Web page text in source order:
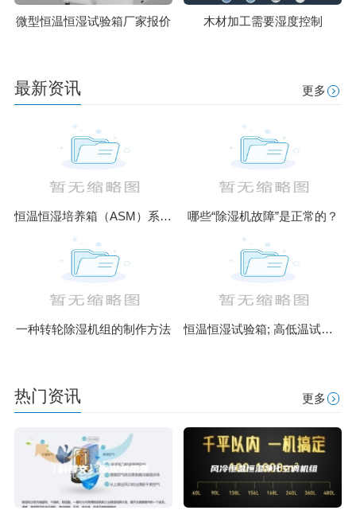
微型恒温恒湿试验箱厂家报价 木材加工需要湿度控制
最新资讯 更多
恒温恒湿培养箱（ASM）系列升级款 哪些“除湿机故障”是正常的？
一种转轮除湿机组的制作方法 恒温恒湿试验箱; 高低温试验箱; 盐雾腐蚀试验箱; 高温恒温箱; 臭
热门资讯 更多